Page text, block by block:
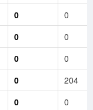
0
0
0
0
0
0
0
204
0
0